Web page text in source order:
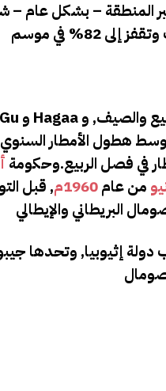
في فصل الربيع.وحكومة
من عام1960م , قبل
إثيوبيا, وتحدها